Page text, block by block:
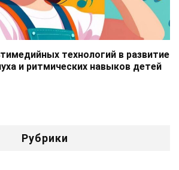
технологий в развитие
и ритмических навыков детей
Рубрики